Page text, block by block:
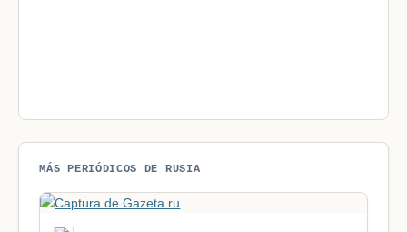
MÁS PERIÓDICOS DE RUSIA